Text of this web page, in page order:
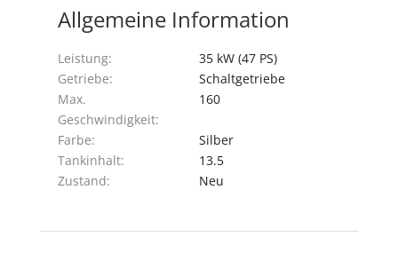
Allgemeine Information
Leistung:
35 kW (47 PS)
Getriebe:
Schaltgetriebe
Max.
Geschwindigkeit:
160
Farbe:
Silber
Tankinhalt:
13.5
Zustand:
Neu